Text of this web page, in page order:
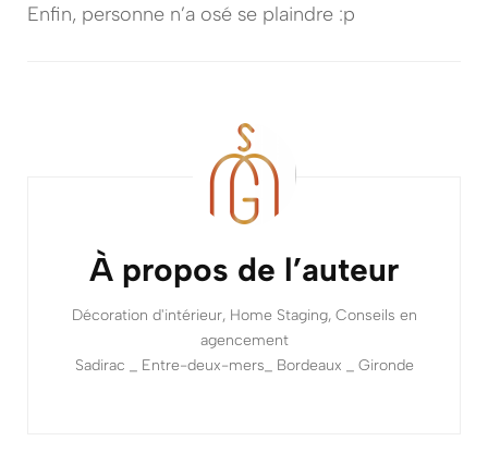
Enfin, personne n’a osé se plaindre :p
À propos de l’auteur
Décoration d'intérieur, Home Staging, Conseils en
agencement
Sadirac _ Entre-deux-mers_ Bordeaux _ Gironde